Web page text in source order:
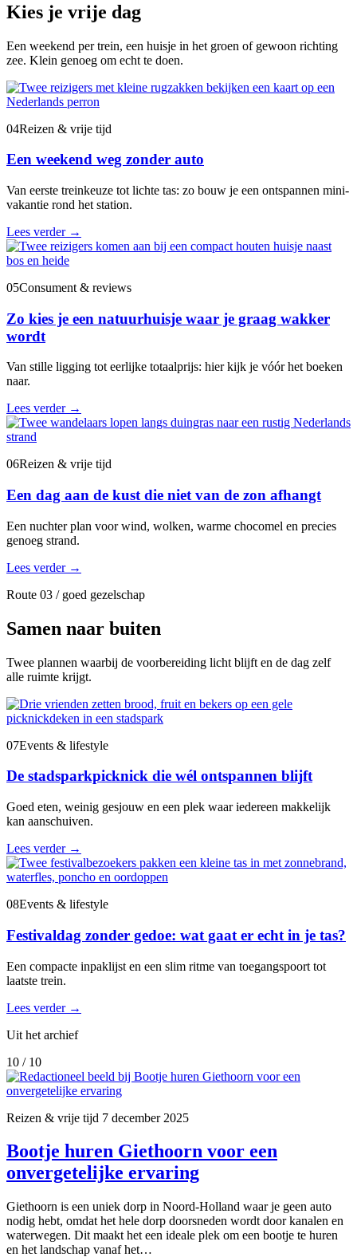
Kies je vrije dag
Een weekend per trein, een huisje in het groen of gewoon richting
zee. Klein genoeg om echt te doen.
04Reizen & vrije tijd
Een weekend weg zonder auto
Van eerste treinkeuze tot lichte tas: zo bouw je een ontspannen mini-
vakantie rond het station.
Lees verder →
05Consument & reviews
Zo kies je een natuurhuisje waar je graag wakker
wordt
Van stille ligging tot eerlijke totaalprijs: hier kijk je vóór het boeken
naar.
Lees verder →
06Reizen & vrije tijd
Een dag aan de kust die niet van de zon afhangt
Een nuchter plan voor wind, wolken, warme chocomel en precies
genoeg strand.
Lees verder →
Route 03 / goed gezelschap
Samen naar buiten
Twee plannen waarbij de voorbereiding licht blijft en de dag zelf
alle ruimte krijgt.
07Events & lifestyle
De stadsparkpicknick die wél ontspannen blijft
Goed eten, weinig gesjouw en een plek waar iedereen makkelijk
kan aanschuiven.
Lees verder →
08Events & lifestyle
Festivaldag zonder gedoe: wat gaat er echt in je tas?
Een compacte inpaklijst en een slim ritme van toegangspoort tot
laatste trein.
Lees verder →
Uit het archief
10 / 10
Reizen & vrije tijd 7 december 2025
Bootje huren Giethoorn voor een
onvergetelijke ervaring
Giethoorn is een uniek dorp in Noord-Holland waar je geen auto
nodig hebt, omdat het hele dorp doorsneden wordt door kanalen en
waterwegen. Dit maakt het een ideale plek om een bootje te huren
en het landschap vanaf het…